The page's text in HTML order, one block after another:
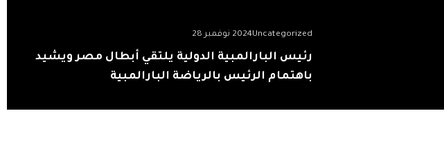
Uncategorized2024 نوفمبر 28
رئيس البارالمبية الدولية يلتقي أبطال مصر ويشيد
باهتمام الرئيس بالرياضة البارالمبية